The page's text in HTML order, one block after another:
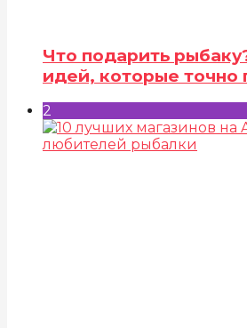
Что подарить
идей, которые точно
2